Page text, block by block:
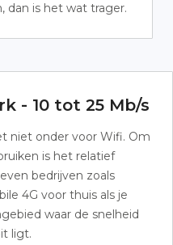
dan is het wat trager.
- 10 tot 25 Mb/s
niet onder voor Wifi. Om
is het relatief
bedrijven zoals
4G voor thuis als je
waar de snelheid
ligt.